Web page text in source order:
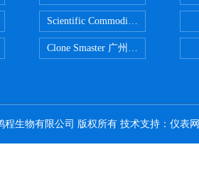
Scientific CommoditiesPE管 广州
Clone Smaster 广州鸿程代理
程生物有限公司 版权所有 技术支持： 仪表网